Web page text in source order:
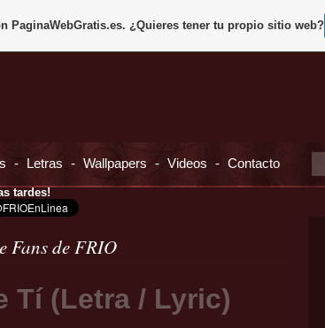
- Letras - Wallpapers - Videos - Contacto
tardes!
Fans de FRIO
Tí (Letra / Lyric)
PaginaWebGratis.es. ¿Quieres tener tu propio sitio web?